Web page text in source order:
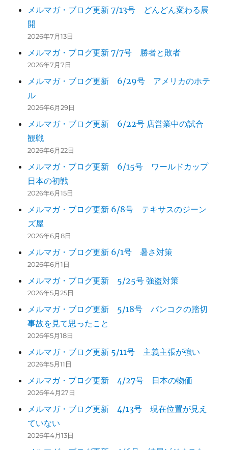
メルマガ・ブログ更新 7/13号 どんどん変わる展
開
2026年7月13日
メルマガ・ブログ更新 7/7号 勝者と敗者
2026年7月7日
メルマガ・ブログ更新 6/29号 アメリカのホテ
ル
2026年6月29日
メルマガ・ブログ更新 6/22号 店営業中の試合
観戦
2026年6月22日
メルマガ・ブログ更新 6/15号 ワールドカップ
日本の初戦
2026年6月15日
メルマガ・ブログ更新 6/8号 テキサスのジーン
ズ屋
2026年6月8日
メルマガ・ブログ更新 6/1号 暑さ対策
2026年6月1日
メルマガ・ブログ更新 5/25号 強盗対策
2026年5月25日
メルマガ・ブログ更新 5/18号 バンコクの踏切
事故を見て思ったこと
2026年5月18日
メルマガ・ブログ更新 5/11号 主義主張が強い
2026年5月11日
メルマガ・ブログ更新 4/27号 日本の物価
2026年4月27日
メルマガ・ブログ更新 4/13号 現在位置が見え
ていない
2026年4月13日